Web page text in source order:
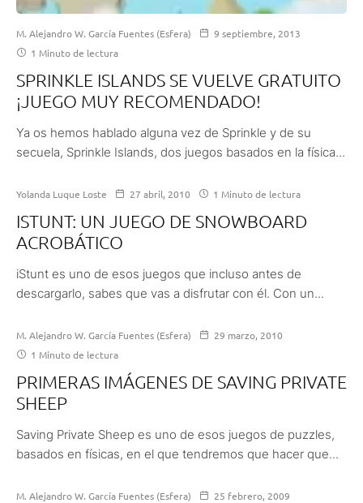
M. Alejandro W. García Fuentes (Esfera)
9 septiembre, 2013
1 Minuto de lectura
SPRINKLE ISLANDS SE VUELVE GRATUITO
¡JUEGO MUY RECOMENDADO!
Ya os hemos hablado alguna vez de Sprinkle y de su
secuela, Sprinkle Islands, dos juegos basados en la física...
Yolanda Luque Loste 27 abril, 2010 1 Minuto de lectura
ISTUNT: UN JUEGO DE SNOWBOARD
ACROBÁTICO
iStunt es uno de esos juegos que incluso antes de
descargarlo, sabes que vas a disfrutar con él. Con un...
M. Alejandro W. García Fuentes (Esfera)
29 marzo, 2010
1 Minuto de lectura
PRIMERAS IMÁGENES DE SAVING PRIVATE
SHEEP
Saving Private Sheep es uno de esos juegos de puzzles,
basados en físicas, en el que tendremos que hacer que...
M. Alejandro W. García Fuentes (Esfera)
25 febrero, 2009